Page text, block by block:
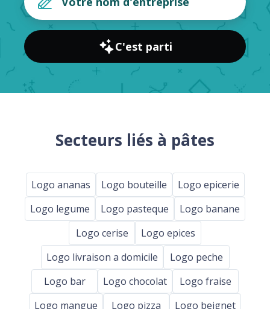
C'est parti
Secteurs liés à pâtes
Logo ananas Logo bouteille
Logo epicerie
Logo legume
Logo pasteque
Logo banane
Logo cerise
Logo epices
Logo livraison a domicile
Logo peche
Logo bar
Logo chocolat
Logo fraise
Logo mangue
Logo pizza
Logo beignet